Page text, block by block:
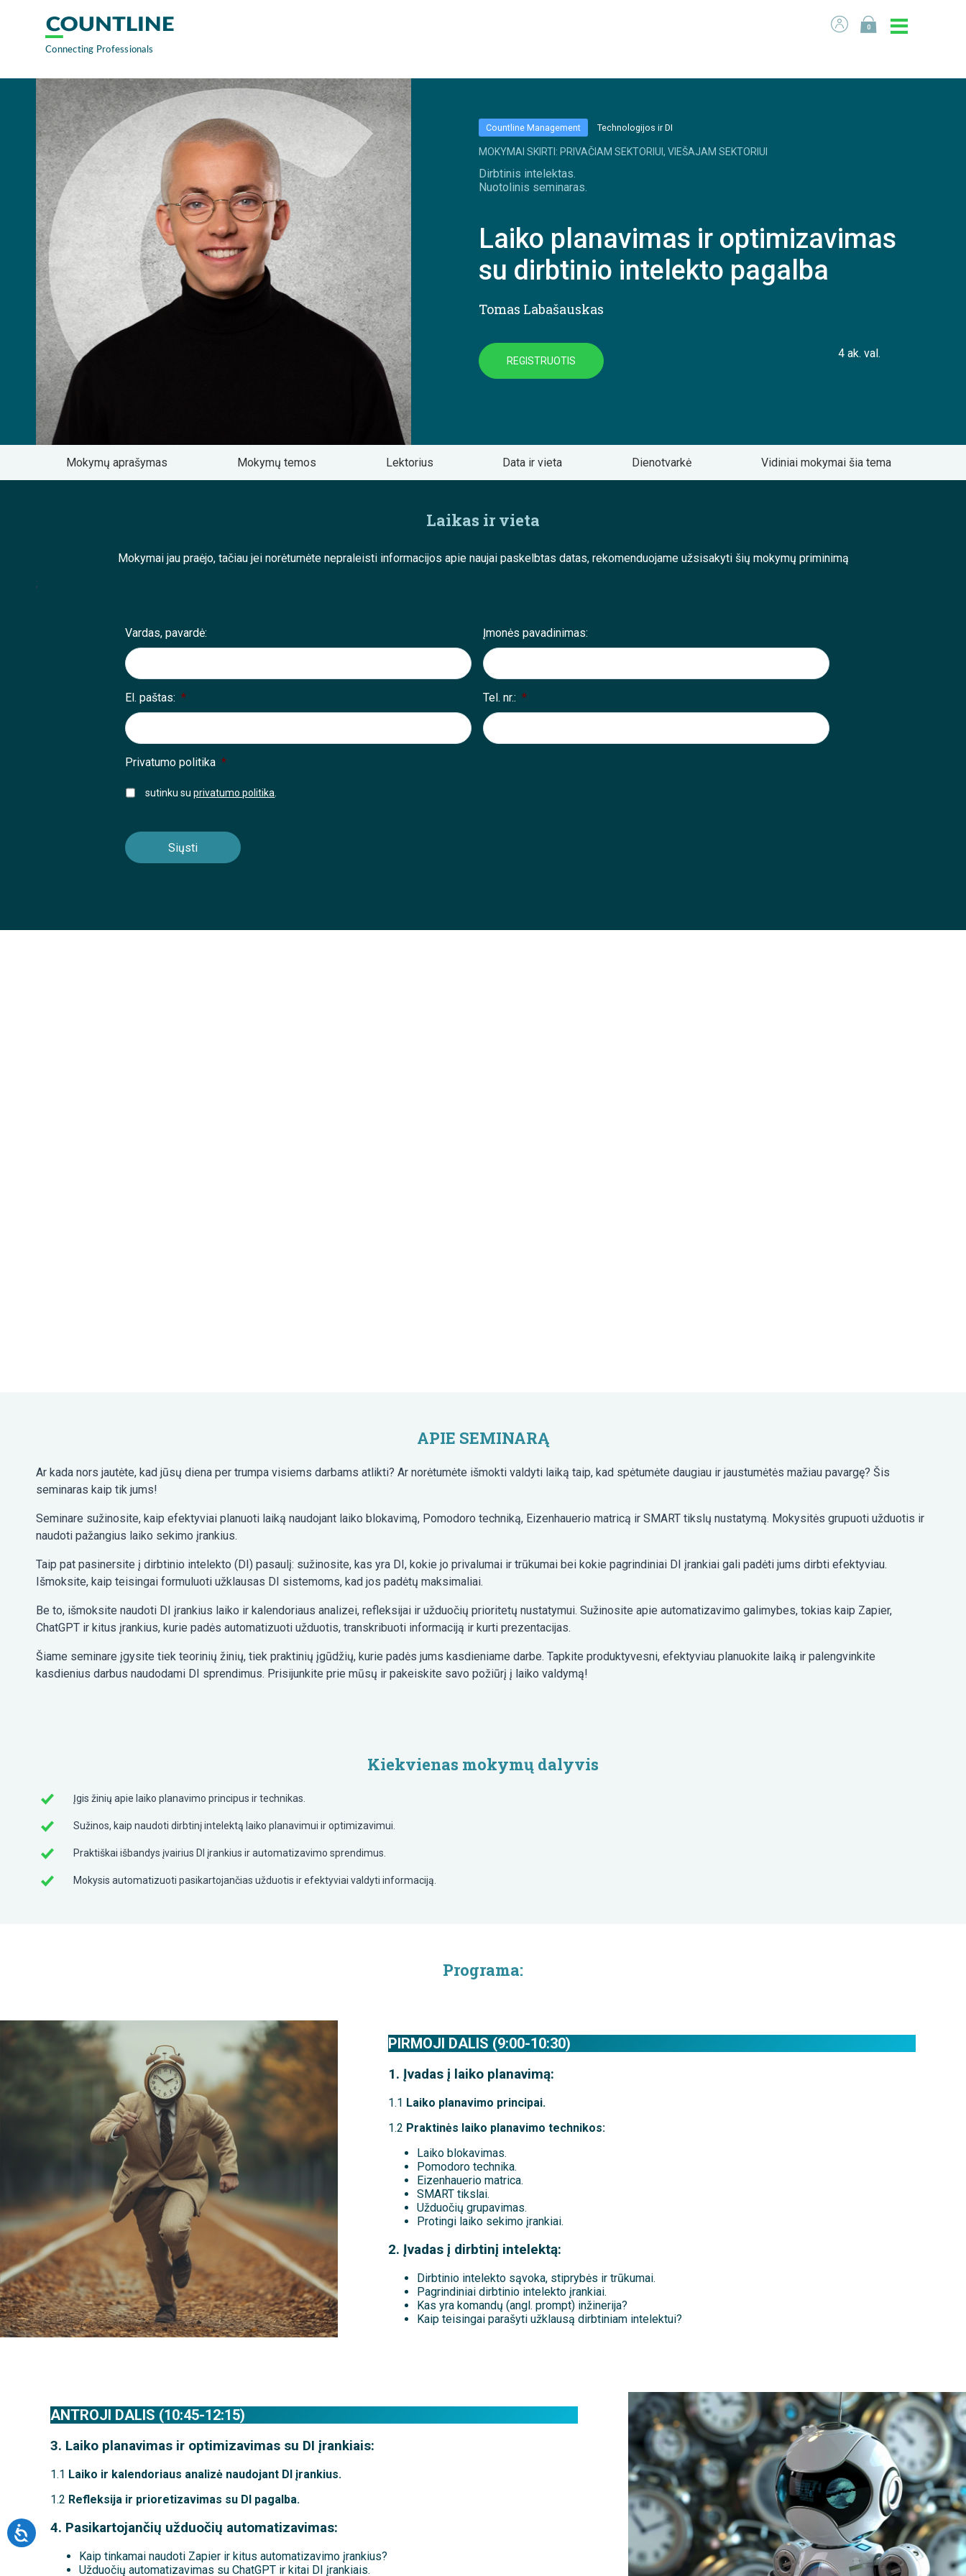
0
Countline Management Technologijos ir DI
MOKYMAI SKIRTI: PRIVAČIAM SEKTORIUI, VIEŠAJAM SEKTORIUI
Dirbtinis intelektas.
Nuotolinis seminaras.
Laiko planavimas ir optimizavimas
su dirbtinio intelekto pagalba
Tomas Labašauskas
REGISTRUOTIS
4 ak. val.
Mokymų aprašymas Mokymų temos Lektorius Data ir vieta Dienotvarkė Vidiniai mokymai šia tema
Laikas ir vieta
Mokymai jau praėjo, tačiau jei norėtumėte nepraleisti informacijos apie naujai paskelbtas datas, rekomenduojame užsisakyti šių mokymų priminimą
;
Vardas, pavardė: Įmonės pavadinimas:
El. paštas: * Tel. nr.: *
Privatumo politika *
sutinku suprivatumo politika
APIE SEMINARĄ
Ar kada nors jautėte, kad jūsų diena per trumpa visiems darbams atlikti? Ar norėtumėte išmokti valdyti laiką taip, kad spėtumėte daugiau ir jaustumėtės mažiau pavargę? Šis
seminaras kaip tik jums!
Seminare sužinosite, kaip efektyviai planuoti laiką naudojant laiko blokavimą, Pomodoro techniką, Eizenhauerio matricą ir SMART tikslų nustatymą. Mokysitės grupuoti užduotis ir
naudoti pažangius laiko sekimo įrankius.
Taip pat pasinersite į dirbtinio intelekto (DI) pasaulį: sužinosite, kas yra DI, kokie jo privalumai ir trūkumai bei kokie pagrindiniai DI įrankiai gali padėti jums dirbti efektyviau.
Išmoksite, kaip teisingai formuluoti užklausas DI sistemoms, kad jos padėtų maksimaliai.
Be to, išmoksite naudoti DI įrankius laiko ir kalendoriaus analizei, refleksijai ir užduočių prioritetų nustatymui. Sužinosite apie automatizavimo galimybes, tokias kaip Zapier,
ChatGPT ir kitus įrankius, kurie padės automatizuoti užduotis, transkribuoti informaciją ir kurti prezentacijas.
Šiame seminare įgysite tiek teorinių žinių, tiek praktinių įgūdžių, kurie padės jums kasdieniame darbe. Tapkite produktyvesni, efektyviau planuokite laiką ir palengvinkite
kasdienius darbus naudodami DI sprendimus. Prisijunkite prie mūsų ir pakeiskite savo požiūrį į laiko valdymą!
Kiekvienas mokymų dalyvis
Įgis žinių apie laiko planavimo principus ir technikas.
Sužinos, kaip naudoti dirbtinį intelektą laiko planavimui ir optimizavimui.
Praktiškai išbandys įvairius DI įrankius ir automatizavimo sprendimus.
Mokysis automatizuoti pasikartojančias užduotis ir efektyviai valdyti informaciją.
Programa:
PIRMOJI DALIS (9:00-10:30)
1. Įvadas į laiko planavimą:
1.1 Laiko planavimo principai.
1.2 Praktinės laiko planavimo technikos:
Laiko blokavimas.
Pomodoro technika.
Eizenhauerio matrica.
SMART tikslai.
Užduočių grupavimas.
Protingi laiko sekimo įrankiai.
2. Įvadas į dirbtinį intelektą:
Dirbtinio intelekto sąvoka, stiprybės ir trūkumai.
Pagrindiniai dirbtinio intelekto įrankiai.
Kas yra komandų (angl. prompt) inžinerija?
Kaip teisingai parašyti užklausą dirbtiniam intelektui?
ANTROJI DALIS (10:45-12:15)
3. Laiko planavimas ir optimizavimas su DI įrankiais:
1.1 Laiko ir kalendoriaus analizė naudojant DI įrankius.
1.2 Refleksija ir prioretizavimas su DI pagalba.
4. Pasikartojančių užduočių automatizavimas:
Kaip tinkamai naudoti Zapier ir kitus automatizavimo įrankius?
Užduočių automatizavimas su ChatGPT ir kitai DI įrankiais.